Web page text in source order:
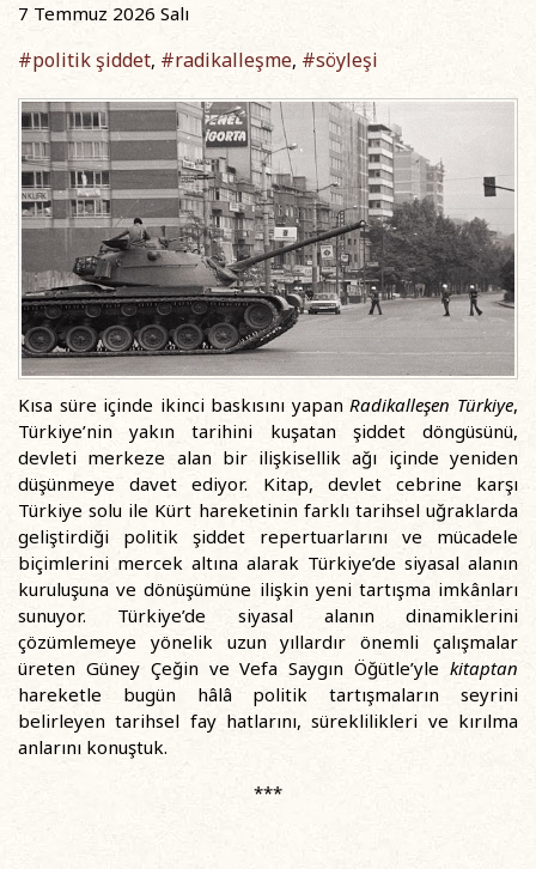
7 Temmuz 2026 Salı
#politik şiddet, #radikalleşme, #söyleşi
Kısa süre içinde ikinci baskısını yapan Radikalleşen Türkiye,
Türkiye’nin yakın tarihini kuşatan şiddet döngüsünü,
devleti merkeze alan bir ilişkisellik ağı içinde yeniden
düşünmeye davet ediyor. Kitap, devlet cebrine karşı
Türkiye solu ile Kürt hareketinin farklı tarihsel uğraklarda
geliştirdiği politik şiddet repertuarlarını ve mücadele
biçimlerini mercek altına alarak Türkiye’de siyasal alanın
kuruluşuna ve dönüşümüne ilişkin yeni tartışma imkânları
sunuyor. Türkiye’de siyasal alanın dinamiklerini
çözümlemeye yönelik uzun yıllardır önemli çalışmalar
üreten Güney Çeğin ve Vefa Saygın Öğütle’yle kitaptan
hareketle bugün hâlâ politik tartışmaların seyrini
belirleyen tarihsel fay hatlarını, süreklilikleri ve kırılma
anlarını konuştuk.
***